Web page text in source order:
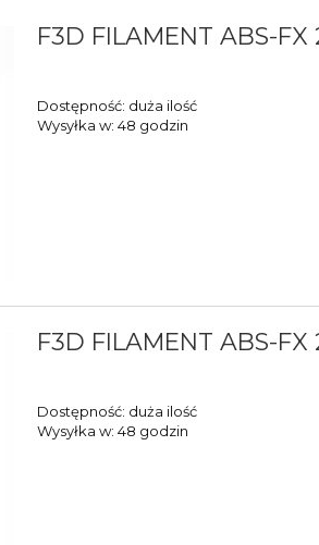
F3D FILAMENT ABS-
Dostępność: duża ilość
Wysyłka w: 48 godzin
F3D FILAMENT ABS-
Dostępność: duża ilość
Wysyłka w: 48 godzin